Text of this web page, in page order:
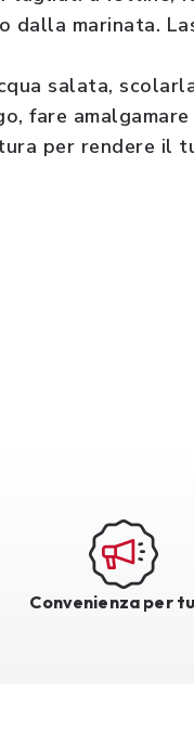
dalla marinata.
salata,
fare amalgamare
per rendere il
Convenienza per